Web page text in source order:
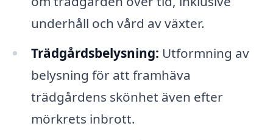
underhåll och vård av växter.
Trädgårdsbelysning: Utformning av
belysning för att framhäva
trädgårdens skönhet även efter
mörkrets inbrott.